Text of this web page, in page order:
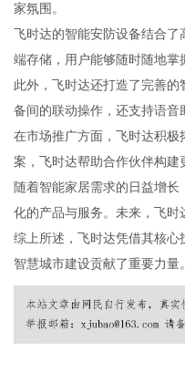
家氛围。
飞时达的智能安防设备结合
端存储，用户能够随时随地
此外，飞时达还打造了完善
备间的联动操作，还支持语
在市场推广方面，飞时达积
案，飞时达帮助合作伙伴构
随着智能家居需求的日益增
化的产品与服务。未来，飞
综上所述，飞时达凭借其核
智慧城市建设贡献了重要力